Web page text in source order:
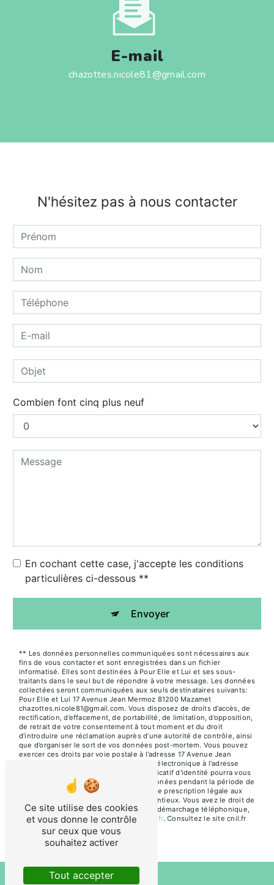
E-mail
chazottes.nicole81@gmail.com
N'hésitez pas à nous contacter
Combien font cinq plus neuf
En cochant cette case, j'accepte les conditions
particulières ci-dessous **
Envoyer
** Les données personnelles communiquées sont nécessaires aux
fins de vous contacter et sont enregistrées dans un fichier
informatisé. Elles sont destinées à Pour Elle et Lui et ses sous-
traitants dans le seul but de répondre à votre message. Les données
collectées seront communiquées aux seuls destinataires suivants:
Pour Elle et Lui 17 Avenue Jean Mermoz 81200 Mazamet
chazottes.nicole81@gmail.com. Vous disposez de droits d’accès, de
rectification, d’effacement, de portabilité, de limitation, d’opposition,
de retrait de votre consentement à tout moment et du droit
d’introduire une réclamation auprès d’une autorité de contrôle, ainsi
que d’organiser le sort de vos données post-mortem. Vous pouvez
exercer ces droits par voie postale à l'adresse 17 Avenue Jean
Mermoz 81200 Mazamet ou par courrier électronique à l'adresse
chazottes.nicole81@gmail.com. Un justificatif d'identité pourra vous
être demandé. Nous conservons vos données pendant la période de
prise de contact puis pendant la durée de prescription légale aux
fins probatoires et de gestion des contentieux. Vous avez le droit de
vous inscrire sur la liste d'opposition au démarchage téléphonique,
disponible à cette adresse:Bloctel.gouv.fr. Consultez le site cnil.fr
pour plus d’informations sur vos droits.
Ce site utilise des cookies
et vous donne le contrôle
sur ceux que vous
souhaitez activer
Tout accepter